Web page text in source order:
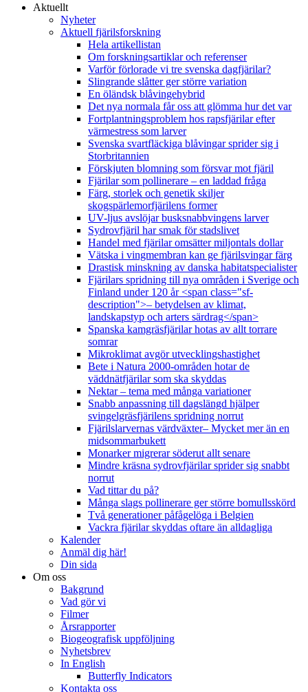
Aktuellt
Nyheter
Aktuell fjärilsforskning
Hela artikellistan
Om forskningsartiklar och referenser
Varför förlorade vi tre svenska dagfjärilar?
Slingrande slåtter ger större variation
En öländsk blåvingehybrid
Det nya normala får oss att glömma hur det var
Fortplantningsproblem hos rapsfjärilar efter
värmestress som larver
Svenska svartfläckiga blåvingar sprider sig i
Storbritannien
Förskjuten blomning som försvar mot fjäril
Fjärilar som pollinerare – en laddad fråga
Färg, storlek och genetik skiljer
skogspärlemorfjärilens former
UV-ljus avslöjar busksnabbvingens larver
Sydrovfjäril har smak för stadslivet
Handel med fjärilar omsätter miljontals dollar
Vätska i vingmembran kan ge fjärilsvingar färg
Drastisk minskning av danska habitatspecialister
Fjärilars spridning till nya områden i Sverige och
Finland under 120 år <span class="sf-
description">– betydelsen av klimat,
landskapstyp och arters särdrag</span>
Spanska kamgräsfjärilar hotas av allt torrare
somrar
Mikroklimat avgör utvecklingshastighet
Bete i Natura 2000-områden hotar de
väddnätfjärilar som ska skyddas
Nektar – tema med många variationer
Snabb anpassning till dagslängd hjälper
svingelgräsfjärilens spridning norrut
Fjärilslarvernas värdväxter– Mycket mer än en
midsommarbukett
Monarker migrerar söderut allt senare
Mindre kräsna sydrovfjärilar sprider sig snabbt
norrut
Vad tittar du på?
Många slags pollinerare ger större bomullsskörd
Två generationer påfågelöga i Belgien
Vackra fjärilar skyddas oftare än alldagliga
Kalender
Anmäl dig här!
Din sida
Om oss
Bakgrund
Vad gör vi
Filmer
Årsrapporter
Biogeografisk uppföljning
Nyhetsbrev
In English
Butterfly Indicators
Kontakta oss